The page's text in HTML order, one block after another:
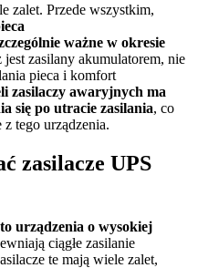
zalet. Przede wszystkim,
ważne w okresie
zasilany akumulatorem, nie
pieca i komfort
zasilaczy awaryjnych ma
się po utracie zasilania, co
z tego urządzenia.
zasilacze UPS
urządzenia o wysokiej
ciągłe zasilanie
te mają wiele zalet,